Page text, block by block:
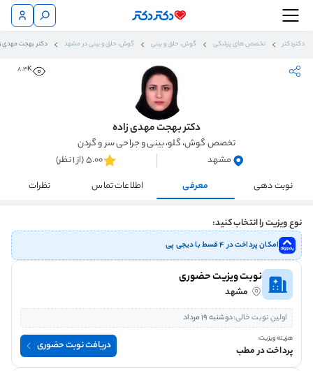
دکتردکتر تخصص های پزشکی گوش، حلق و بینی گوش، حلق و بینی در مشهد دکتر بهجت مهدی
8.3K
دکتر بهجت مهدی زاده
تخصص گوش، گلو، بینی و جراحی سر و گردن
مشهد
5.00 (از 1 نظر)
نوبت دهی
معرفی اطلاعات تماس نظرات
نوع ویزیت را انتخاب کنید:
امکان پرداخت در ۴ قسط با دیجی پی
نوبت ویزیت حضوری
مشهد
اولین نوبت خالی:دوشنبه 19 مرداد
هزینه ویزیت:
پرداخت در مطب دریافت نوبت حضوری